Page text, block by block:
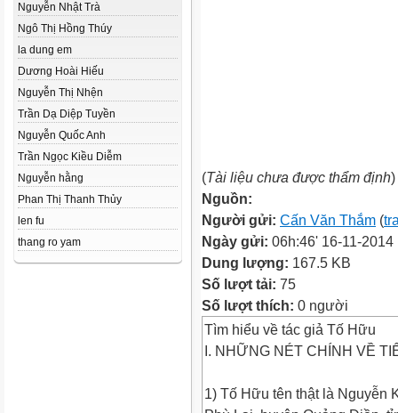
Nguyễn Nhật Trà
Ngô Thị Hồng Thúy
la dung em
Dương Hoài Hiếu
Nguyễn Thị Nhện
Trần Dạ Diệp Tuyền
Nguyễn Quốc Anh
Trần Ngọc Kiều Diễm
Nguyễn hằng
Phan Thị Thanh Thủy
len fu
thang ro yam
(Tài liệu chưa được thẩm định)
Nguồn:
Người gửi: Cấn Văn Thắm (
Ngày gửi: 06h:46' 16-11-2014
Dung lượng: 167.5 KB
Số lượt tải: 75
Số lượt thích: 0 người
Tìm hiểu về tác giả Tố Hữu
I. NHỮNG NÉT CHÍNH VỀ
1) Tố Hữu tên thật là Nguyễn